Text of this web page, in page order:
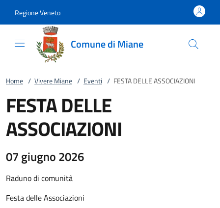
Regione Veneto
Comune di Miane
Home / Vivere Miane / Eventi / FESTA DELLE ASSOCIAZIONI
FESTA DELLE
ASSOCIAZIONI
07 giugno 2026
Raduno di comunità
Festa delle Associazioni